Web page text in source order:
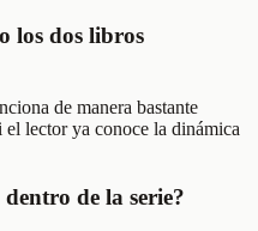
los dos libros
de manera bastante
el lector ya conoce la dinámica
de la serie?